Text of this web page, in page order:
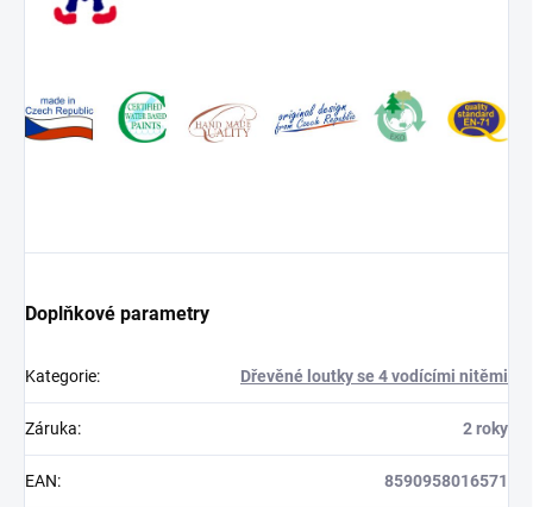
Doplňkové parametry
Kategorie: Dřevěné loutky se 4 vodícími nitěmi
Záruka: 2 roky
EAN: 8590958016571